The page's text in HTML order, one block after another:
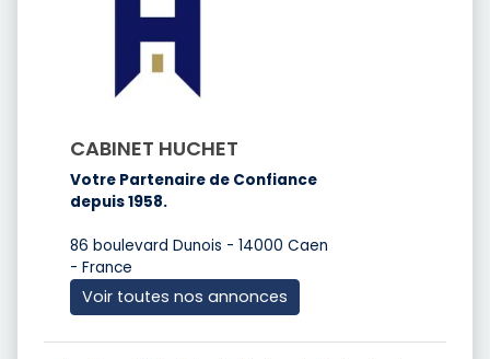
CABINET HUCHET
Votre Partenaire de Confiance
depuis 1958.
86 boulevard Dunois - 14000 Caen
- France
Voir toutes nos annonces